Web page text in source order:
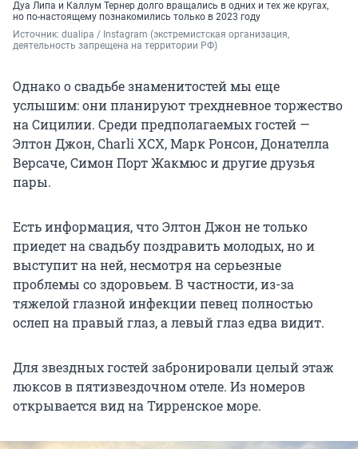
Дуа Липа и Каллум Тернер долго вращались в одних и тех же кругах,
но по-настоящему познакомились только в 2023 году
Источник: dualipa / Instagram (экстремистская организация,
деятельность запрещена на территории РФ)
Однако о свадьбе знаменитостей мы еще
услышим: они планируют трехдневное торжество
на Сицилии. Среди предполагаемых гостей —
Элтон Джон, Charli XCX, Марк Ронсон, Донателла
Версаче, Симон Порт Жакмюс и другие друзья
пары.
Есть информация, что Элтон Джон не только
приедет на свадьбу поздравить молодых, но и
выступит на ней, несмотря на серьезные
проблемы со здоровьем. В частности, из-за
тяжелой глазной инфекции певец полностью
ослеп на правый глаз, а левый глаз едва видит.
Для звездных гостей забронировали целый этаж
люксов в пятизвездочном отеле. Из номеров
открывается вид на Тирренское море.